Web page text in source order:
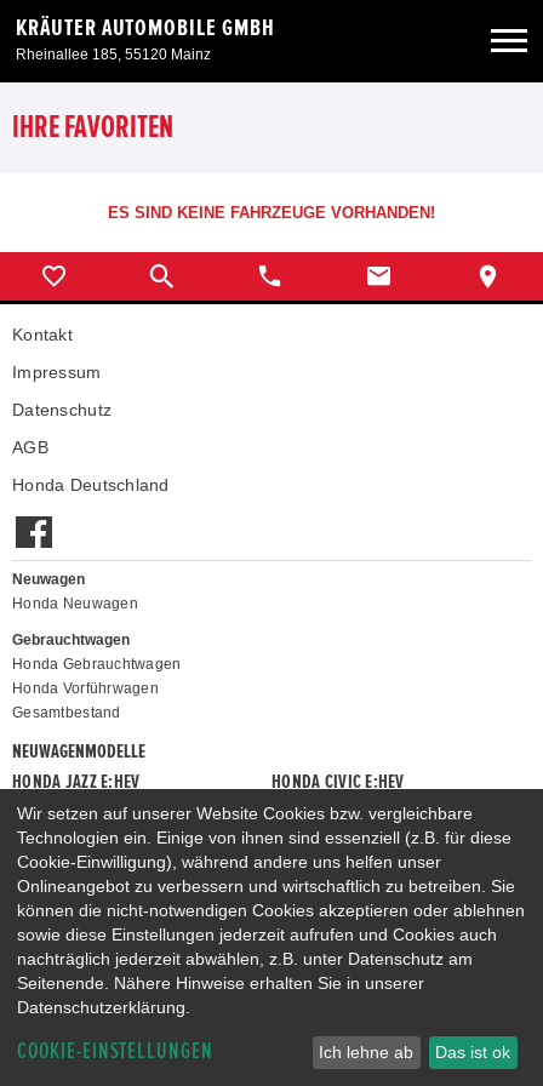
KRÄUTER AUTOMOBILE GMBH
Rheinallee 185, 55120 Mainz
Neuwagen
Angebote
Service & Zubehör
Unser Autohaus
IHRE FAVORITEN
ES SIND KEINE FAHRZEUGE VORHANDEN!
Kontakt
Impressum
Datenschutz
AGB
Honda Deutschland
Neuwagen
Honda Neuwagen
Gebrauchtwagen
Honda Gebrauchtwagen
Honda Vorführwagen
Gesamtbestand
NEUWAGENMODELLE
HONDA JAZZ E:HEV
HONDA CIVIC E:HEV
HONDA PRELUDE E:HEV
HONDA HR-V E:HEV
HONDA ZR-V E:HEV
HONDA CR-V E:HEV & E:PHEV
Wir setzen auf unserer Website Cookies bzw. vergleichbare
Technologien ein. Einige von ihnen sind essenziell (z.B. für diese
Cookie-Einwilligung), während andere uns helfen unser
Onlineangebot zu verbessern und wirtschaftlich zu betreiben. Sie
können die nicht-notwendigen Cookies akzeptieren oder ablehnen
sowie diese Einstellungen jederzeit aufrufen und Cookies auch
nachträglich jederzeit abwählen, z.B. unter Datenschutz am
Seitenende. Nähere Hinweise erhalten Sie in unserer
Datenschutzerklärung.
COOKIE-EINSTELLUNGEN Ich lehne ab Das ist ok